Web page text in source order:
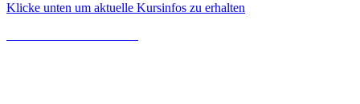
Klicke unten um aktuelle Kursinfos zu erhalten